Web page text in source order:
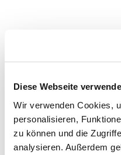
Diese Webseite
Wir verwenden Cookies,
personalisieren,
zu können und die
analysieren. Außerdem
Dies könnte